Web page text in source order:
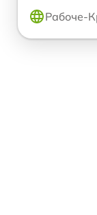
Рабоче-